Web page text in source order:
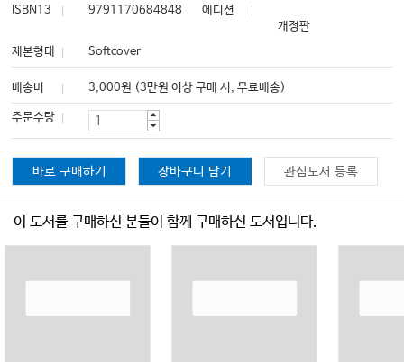
ISBN13
9791170684848
에디션
개정판
제본형태
Softcover
배송비 3,000원 (3만원 이상 구매 시, 무료배송)
주문수량
바로 구매하기 장바구니 담기 관심도서 등록
이 도서를 구매하신 분들이 함께 구매하신 도서입니다.